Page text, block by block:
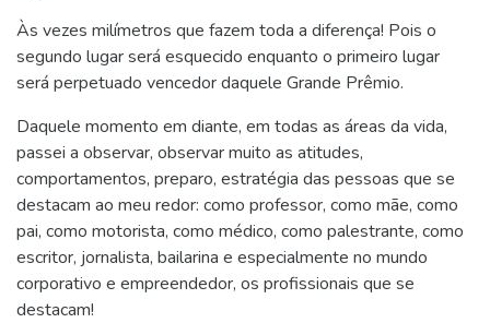
Às vezes milímetros que fazem toda a diferença! Pois o
segundo lugar será esquecido enquanto o primeiro lugar
será perpetuado vencedor daquele Grande Prêmio.
Daquele momento em diante, em todas as áreas da vida,
passei a observar, observar muito as atitudes,
comportamentos, preparo, estratégia das pessoas que se
destacam ao meu redor: como professor, como mãe, como
pai, como motorista, como médico, como palestrante, como
escritor, jornalista, bailarina e especialmente no mundo
corporativo e empreendedor, os profissionais que se
destacam!